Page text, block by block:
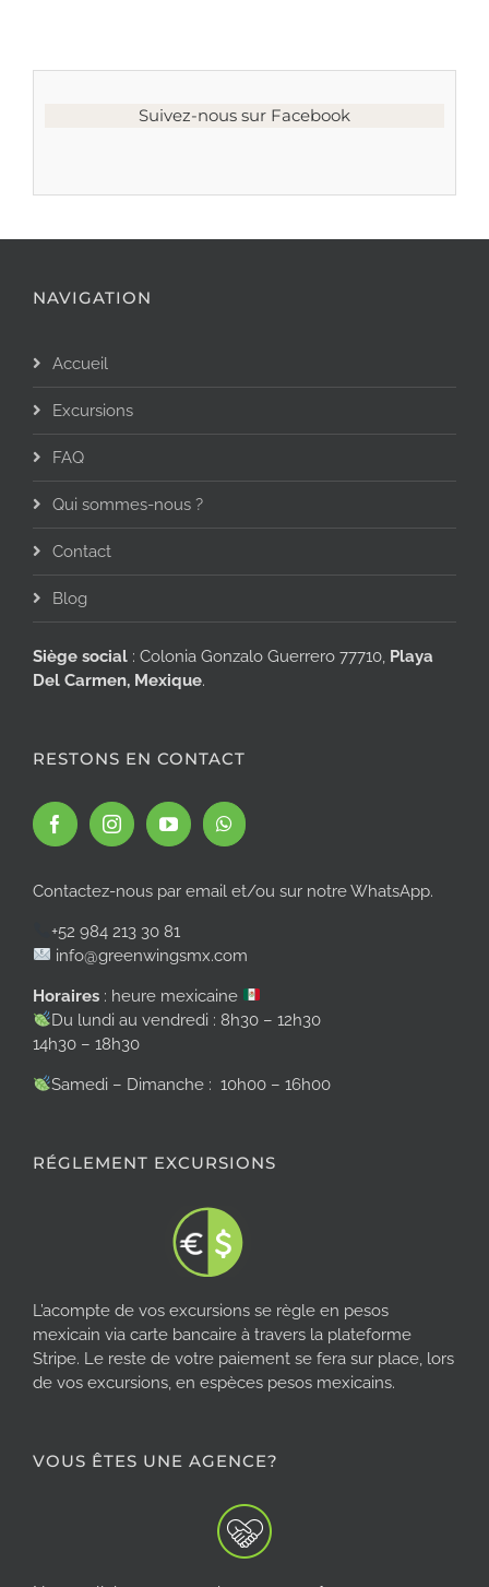
Suivez-nous sur Facebook
NAVIGATION
Accueil
Excursions
FAQ
Qui sommes-nous ?
Contact
Blog
Siège social : Colonia Gonzalo Guerrero 77710, Playa
Del Carmen, Mexique.
RESTONS EN CONTACT
Contactez-nous par email et/ou sur notre WhatsApp.
+52 984 213 30 81
info@greenwingsmx.com
Horaires : heure mexicaine
Du lundi au vendredi : 8h30 – 12h30
14h30 – 18h30
Samedi – Dimanche : 10h00 – 16h00
RÉGLEMENT EXCURSIONS
L’acompte de vos excursions se règle en pesos
mexicain via carte bancaire à travers la plateforme
Stripe. Le reste de votre paiement se fera sur place, lors
de vos excursions, en espèces pesos mexicains.
VOUS ÊTES UNE AGENCE?